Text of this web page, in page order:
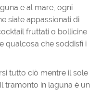
e al mare, ogni
siate appassionati di
fruttati o bollicine
qualcosa che soddisfi i
tutto ciò mentre il sole
tramonto in laguna è un